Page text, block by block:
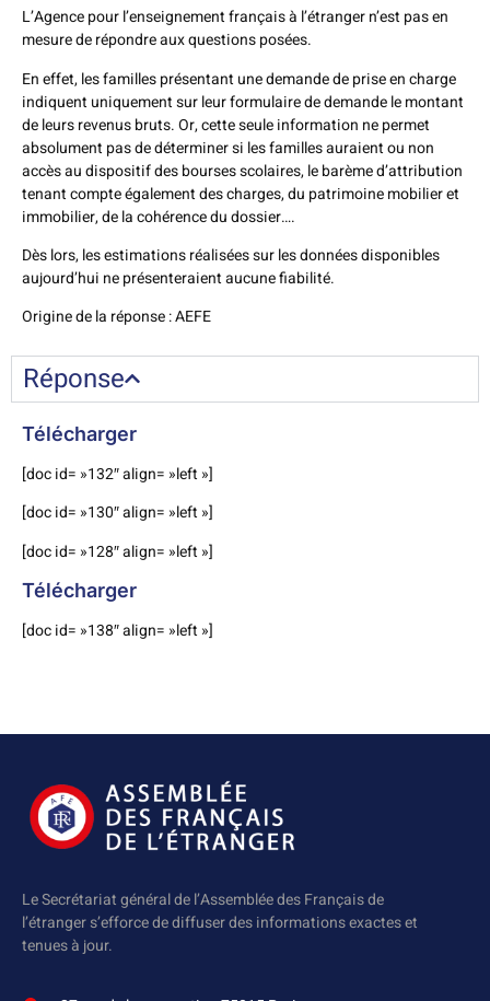
L’Agence pour l’enseignement français à l’étranger n’est pas en
mesure de répondre aux questions posées.
En effet, les familles présentant une demande de prise en charge
indiquent uniquement sur leur formulaire de demande le montant
de leurs revenus bruts. Or, cette seule information ne permet
absolument pas de déterminer si les familles auraient ou non
accès au dispositif des bourses scolaires, le barème d’attribution
tenant compte également des charges, du patrimoine mobilier et
immobilier, de la cohérence du dossier….
Dès lors, les estimations réalisées sur les données disponibles
aujourd’hui ne présenteraient aucune fiabilité.
Origine de la réponse : AEFE
Réponse
Télécharger
[doc id= »132″ align= »left »]
[doc id= »130″ align= »left »]
[doc id= »128″ align= »left »]
Télécharger
[doc id= »138″ align= »left »]
Le Secrétariat général de l’Assemblée des Français de
l’étranger s’efforce de diffuser des informations exactes et
tenues à jour.